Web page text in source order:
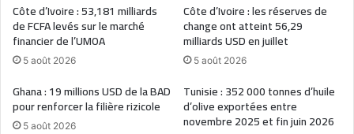
Côte d’Ivoire : 53,181 milliards
de FCFA levés sur le marché
financier de l’UMOA
5 août 2026
Côte d’Ivoire : les réserves de
change ont atteint 56,29
milliards USD en juillet
5 août 2026
Ghana : 19 millions USD de la BAD
pour renforcer la filière rizicole
5 août 2026
Tunisie : 352 000 tonnes d’huile
d’olive exportées entre
novembre 2025 et fin juin 2026